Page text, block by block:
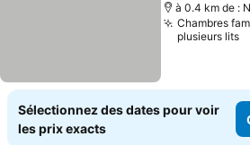
à 0.4 km de :
Chambres
plusieurs lits
Sélectionnez des dates pour voir
les prix exacts